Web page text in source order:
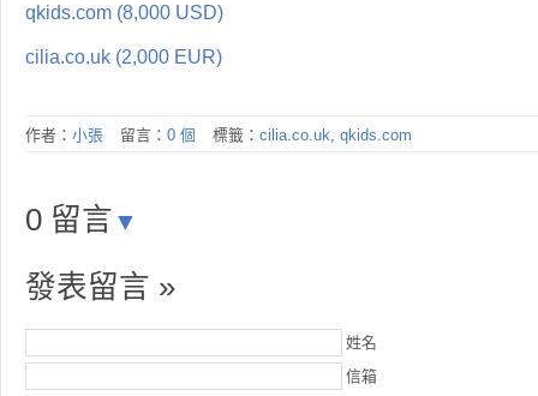
qkids.com (8,000 USD)
cilia.co.uk (2,000 EUR)
作者： 小張 留言： 0 個 標籤： cilia.co.uk, qkids.com
0 留言 ▼
發表留言 »
姓名
信箱